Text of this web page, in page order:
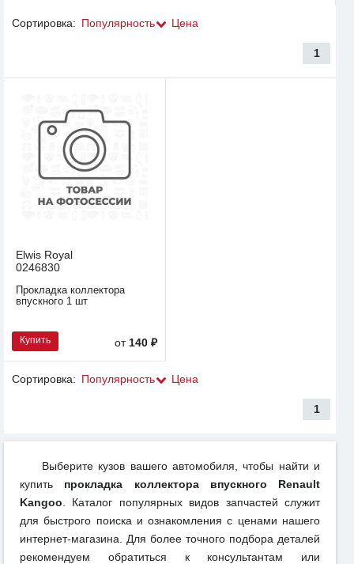
Сортировка: Популярность Цена
1
Elwis Royal
0246830
Прокладка коллектора
впускного 1 шт
Купить от 140 ₽
Сортировка: Популярность Цена
1
Выберите кузов вашего автомобиля, чтобы найти и
купить прокладка коллектора впускного Renault
Kangoo . Каталог популярных видов запчастей служит
для быстрого поиска и ознакомления с ценами нашего
интернет-магазина. Для более точного подбора деталей
рекомендуем обратиться к консультантам или